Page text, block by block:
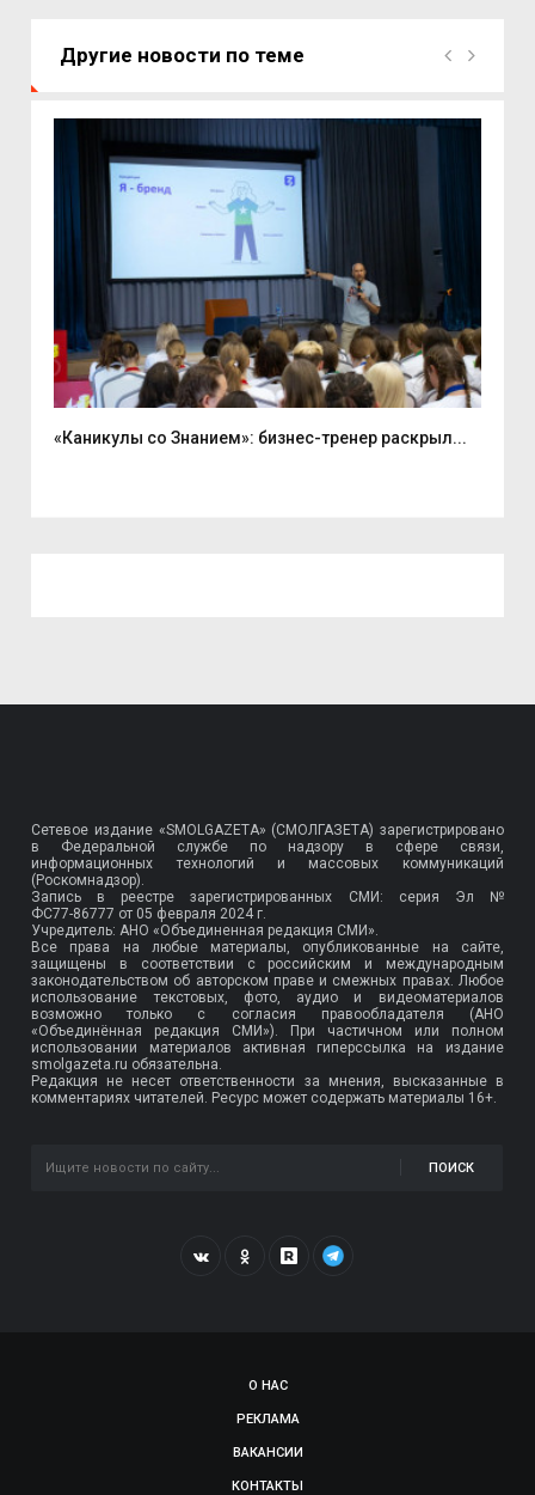
Другие новости по теме
«Каникулы со Знанием»: бизнес-тренер раскрыл...
Сетевое издание «SMOLGAZETA» (СМОЛГАЗЕТА) зарегистрировано
в Федеральной службе по надзору в сфере связи,
информационных технологий и массовых коммуникаций
(Роскомнадзор).
Запись в реестре зарегистрированных СМИ: серия Эл №
ФС77-86777 от 05 февраля 2024 г.
Учредитель: АНО «Объединенная редакция СМИ».
Все права на любые материалы, опубликованные на сайте,
защищены в соответствии с российским и международным
законодательством об авторском праве и смежных правах. Любое
использование текстовых, фото, аудио и видеоматериалов
возможно только с согласия правообладателя (АНО
«Объединённая редакция СМИ»). При частичном или полном
использовании материалов активная гиперссылка на издание
smolgazeta.ru обязательна.
Редакция не несет ответственности за мнения, высказанные в
комментариях читателей. Ресурс может содержать материалы 16+.
ПОИСК
О НАС
РЕКЛАМА
ВАКАНСИИ
КОНТАКТЫ